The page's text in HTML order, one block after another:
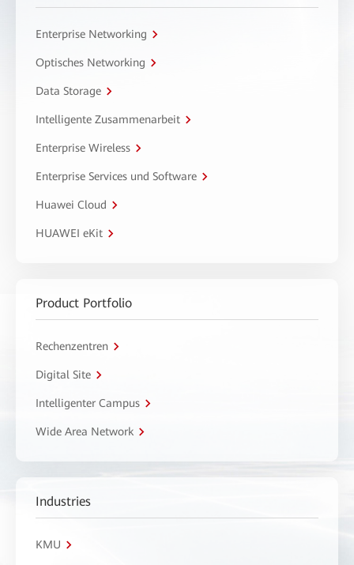
Enterprise Networking
Optisches Networking
Data Storage
Intelligente Zusammenarbeit
Enterprise Wireless
Enterprise Services und Software
Huawei Cloud
HUAWEI eKit
Product Portfolio
Rechenzentren
Digital Site
Intelligenter Campus
Wide Area Network
Industries
KMU